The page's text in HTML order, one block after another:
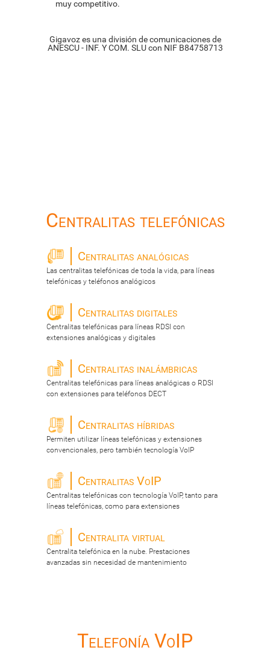
muy competitivo.
Gigavoz es una división de comunicaciones de
ANESCU - INF. Y COM. SLU con NIF B84758713
Centralitas telefónicas
Centralitas analógicas
Las centralitas telefónicas de toda la vida, para líneas
telefónicas y teléfonos analógicos
Centralitas digitales
Centralitas telefónicas para líneas RDSI con
extensiones analógicas y digitales
Centralitas inalámbricas
Centralitas telefónicas para líneas analógicas o RDSI
con extensiones para teléfonos DECT
Centralitas híbridas
Permiten utilizar líneas telefónicas y extensiones
convencionales, pero también tecnología VoIP
Centralitas VoIP
Centralitas telefónicas con tecnología VoIP, tanto para
líneas telefónicas, como para extensiones
Centralita virtual
Centralita telefónica en la nube. Prestaciones
avanzadas sin necesidad de mantenimiento
Telefonía VoIP